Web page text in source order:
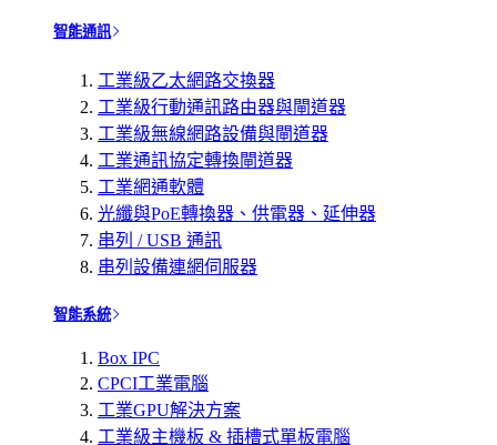
智能通訊
工業級乙太網路交換器
工業級行動通訊路由器與閘道器
工業級無線網路設備與閘道器
工業通訊協定轉換閘道器
工業網通軟體
光纖與PoE轉換器、供電器、延伸器
串列 / USB 通訊
串列設備連網伺服器
智能系統
Box IPC
CPCI工業電腦
工業GPU解決方案
工業級主機板 & 插槽式單板電腦